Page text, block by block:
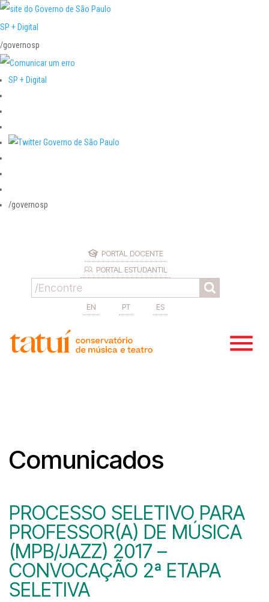
SP + Digital
/governosp
SP + Digital
/governosp
PORTAL DOCENTE
PORTAL ESTUDANTIL
EN PT ES
Comunicados
PROCESSO SELETIVO PARA
PROFESSOR(A) DE MÚSICA
(MPB/JAZZ) 2017 –
CONVOCAÇÃO 2ª ETAPA
SELETIVA